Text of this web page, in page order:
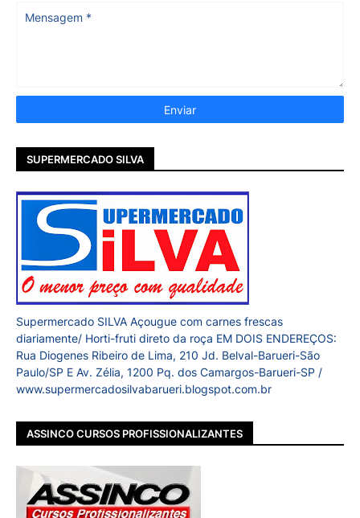
SUPERMERCADO SILVA
Supermercado SILVA Açougue com carnes frescas
diariamente/ Horti-fruti direto da roça EM DOIS ENDEREÇOS:
Rua Diogenes Ribeiro de Lima, 210 Jd. Belval-Barueri-São
Paulo/SP E Av. Zélia, 1200 Pq. dos Camargos-Barueri-SP /
www.supermercadosilvabarueri.blogspot.com.br
ASSINCO CURSOS PROFISSIONALIZANTES